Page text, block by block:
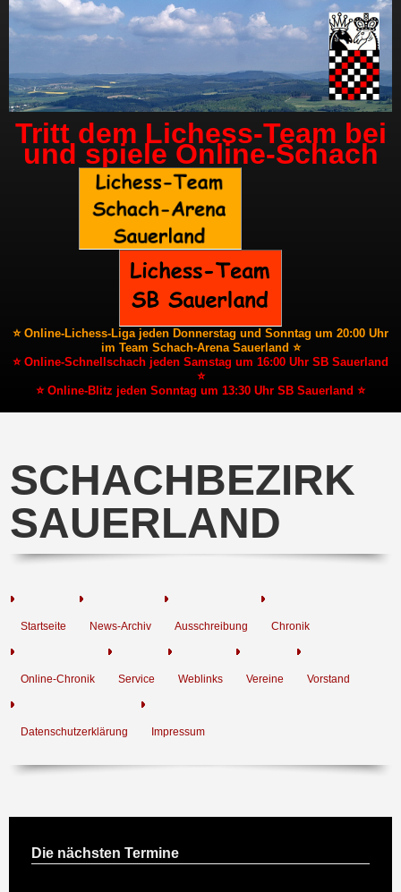
Tritt dem Lichess-Team bei
und spiele Online-Schach
⭐ Online-Lichess-Liga jeden Donnerstag und Sonntag um 20:00 Uhr
im Team Schach-Arena Sauerland ⭐
⭐ Online-Schnellschach jeden Samstag um 16:00 Uhr SB Sauerland
⭐
⭐ Online-Blitz jeden Sonntag um 13:30 Uhr SB Sauerland ⭐
SCHACHBEZIRK
SAUERLAND
Startseite News-Archiv Ausschreibung Chronik
Online-Chronik Service Weblinks Vereine Vorstand
Datenschutzerklärung Impressum
Die nächsten Termine